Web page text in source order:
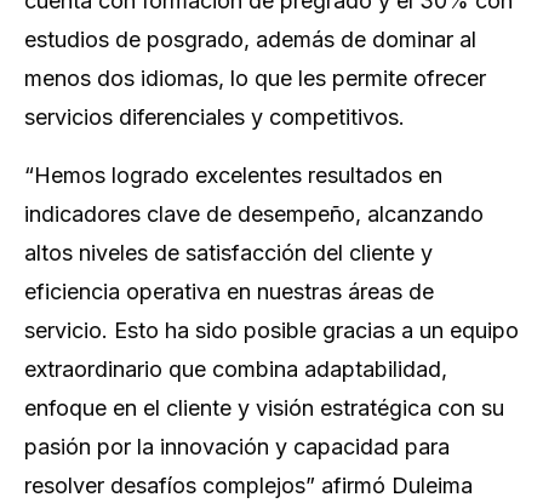
estudios de posgrado, además de dominar al
menos dos idiomas, lo que les permite ofrecer
servicios diferenciales y competitivos.
“Hemos logrado excelentes resultados en
indicadores clave de desempeño, alcanzando
altos niveles de satisfacción del cliente y
eficiencia operativa en nuestras áreas de
servicio. Esto ha sido posible gracias a un equipo
extraordinario que combina adaptabilidad,
enfoque en el cliente y visión estratégica con su
pasión por la innovación y capacidad para
resolver desafíos complejos” afirmó Duleima